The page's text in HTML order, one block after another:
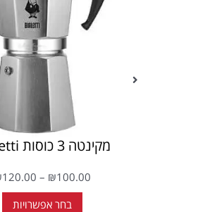
מקינטה 3 כוסות Bialetti
₪100.00
–
120.00
בחר אפשרויות